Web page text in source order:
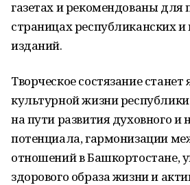
газетах и рекомендованы для
страницах республиканских и
изданий.
Творческое состязание
культурной жизни
на пути развития духовного и
потенциала, гармонизации
отношений в Башкортостане,
здорового образа жизни и